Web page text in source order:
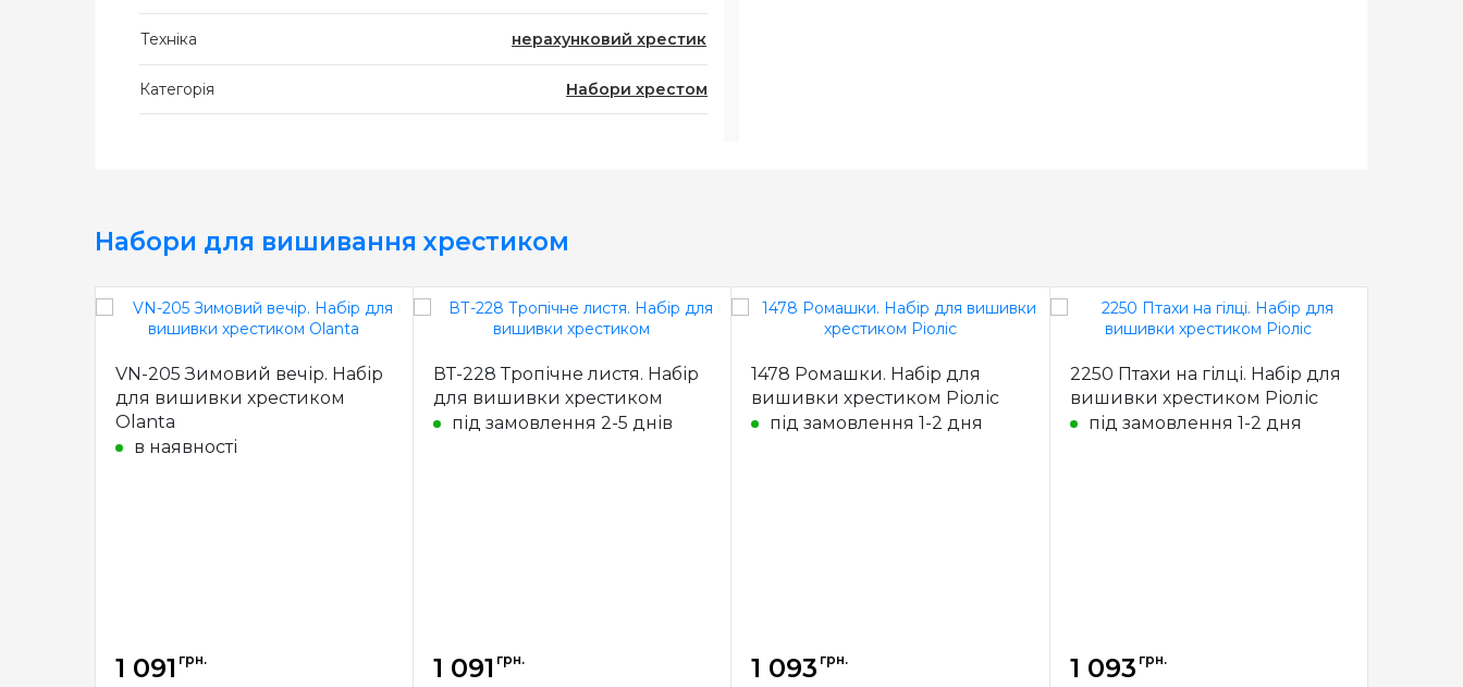
Техніка нерахунковий хрестик
Категорія Набори хрестом
Набори для вишивання хрестиком
VN-205 Зимовий вечір. Набір
для вишивки хрестиком
Olanta
в наявності
1 091 грн.
ВТ-228 Тропічне листя. Набір
для вишивки хрестиком
під замовлення 2-5 днів
1 091 грн.
1478 Ромашки. Набір для
вишивки хрестиком Ріоліс
під замовлення 1-2 дня
1 093 грн.
2250 Птахи на гілці. Набір для
вишивки хрестиком Ріоліс
під замовлення 1-2 дня
1 093 грн.